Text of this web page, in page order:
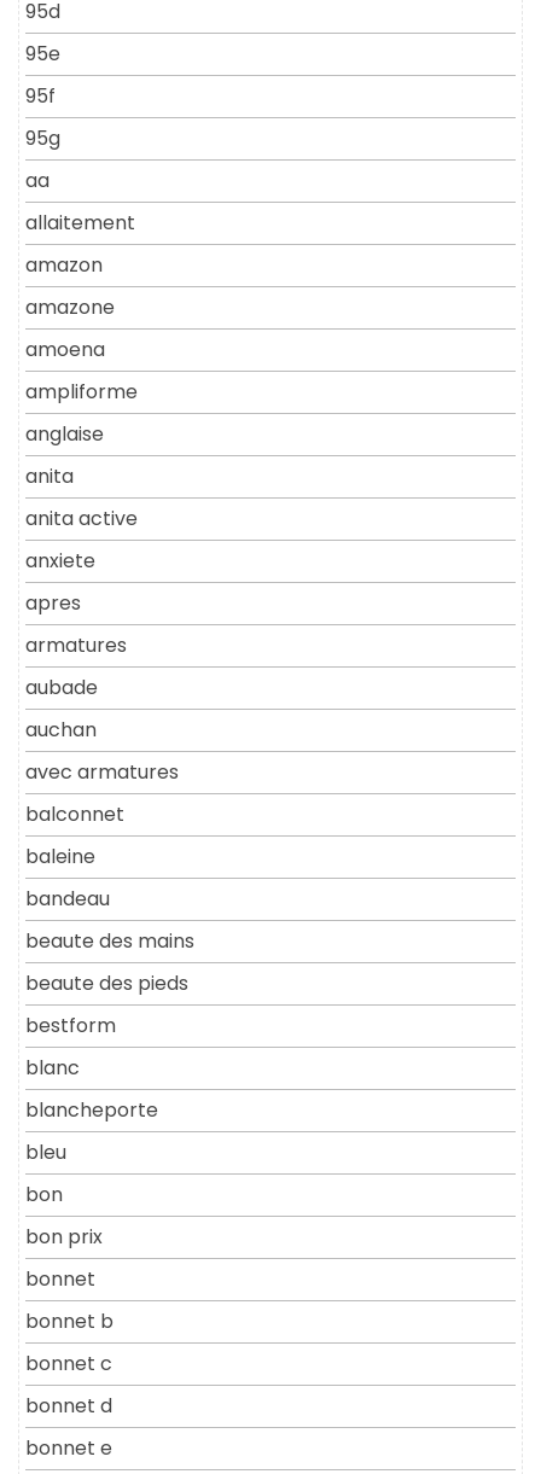
95d
95e
95f
95g
aa
allaitement
amazon
amazone
amoena
ampliforme
anglaise
anita
anita active
anxiete
apres
armatures
aubade
auchan
avec armatures
balconnet
baleine
bandeau
beaute des mains
beaute des pieds
bestform
blanc
blancheporte
bleu
bon
bon prix
bonnet
bonnet b
bonnet c
bonnet d
bonnet e